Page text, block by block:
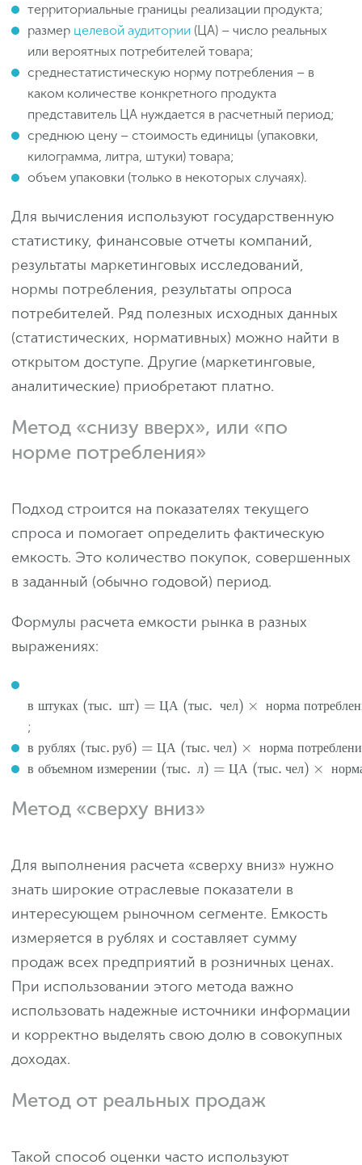
территориальные границы реализации продукта;
размер целевой аудитории (ЦА) – число реальных
или вероятных потребителей товара;
среднестатистическую норму потребления – в
каком количестве конкретного продукта
представитель ЦА нуждается в расчетный период;
среднюю цену – стоимость единицы (упаковки,
килограмма, литра, штуки) товара;
объем упаковки (только в некоторых случаях).
Для вычисления используют государственную
статистику, финансовые отчеты компаний,
результаты маркетинговых исследований,
нормы потребления, результаты опроса
потребителей. Ряд полезных исходных данных
(статистических, нормативных) можно найти в
открытом доступе. Другие (маркетинговые,
аналитические) приобретают платно.
Метод «снизу вверх», или «по
норме потребления»
Подход строится на показателях текущего
спроса и помогает определить фактическую
емкость. Это количество покупок, совершенных
в заданный (обычно годовой) период.
Формулы расчета емкости рынка в разных
выражениях:
в штуках (тыс. шт) = ЦА (тыс. чел) × норма потреблен
;
в рублях (тыс. руб) = ЦА (тыс. чел) × норма потреблени
в объемном измерении (тыс. л) = ЦА (тыс. чел) × норм
Метод «сверху вниз»
Для выполнения расчета «сверху вниз» нужно
знать широкие отраслевые показатели в
интересующем рыночном сегменте. Емкость
измеряется в рублях и составляет сумму
продаж всех предприятий в розничных ценах.
При использовании этого метода важно
использовать надежные источники информации
и корректно выделять свою долю в совокупных
доходах.
Метод от реальных продаж
Такой способ оценки часто используют